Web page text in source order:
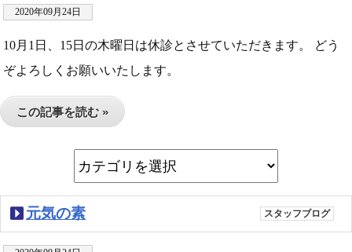
2020年09月24日
10月1日、15日の木曜日は休診とさせていただきます。 どう
ぞよろしくお願いいたします。
この記事を読む »
元気の素 スタッフブログ